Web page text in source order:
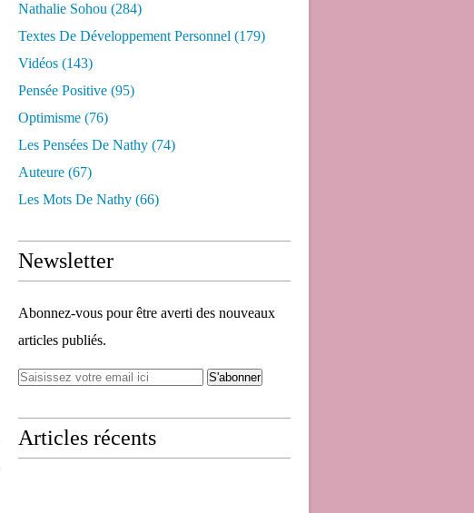
Nathalie Sohou (284)
Textes De Développement Personnel (179)
Vidéos (143)
Pensée Positive (95)
Optimisme (76)
Les Pensées De Nathy (74)
Auteure (67)
Les Mots De Nathy (66)
Newsletter
Abonnez-vous pour être averti des nouveaux
articles publiés.
Articles récents